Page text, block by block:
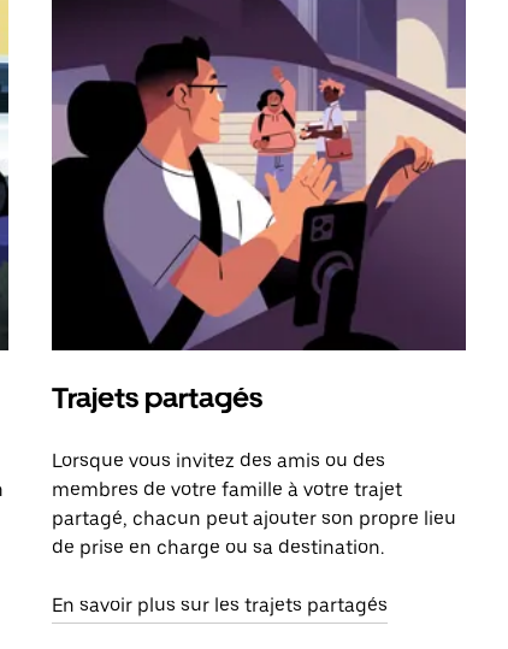
Trajets partagés
Lorsque vous invitez des amis ou des
membres de votre famille à votre trajet
partagé, chacun peut ajouter son propre lieu
de prise en charge ou sa destination.
En savoir plus sur les trajets partagés